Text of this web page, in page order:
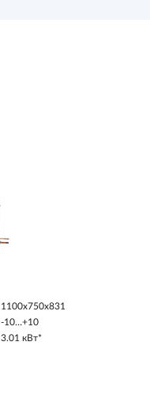
1100х750х831
-10…+10
3.01 кВт*